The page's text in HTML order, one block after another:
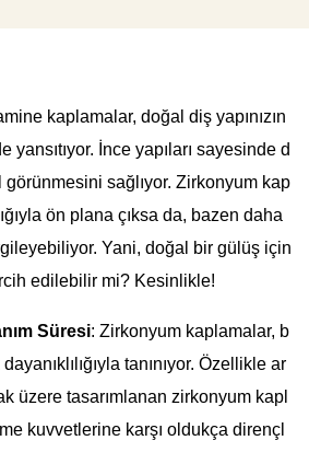
kaplamalar, doğal diş yapınızın
İnce yapıları sayesinde d
sağlıyor. Zirkonyum kap
ön plana çıksa da, bazen daha
Yani, doğal bir gülüş için
edilebilir mi? Kesinlikle!
Süresi: Zirkonyum kaplamalar, b
tanınıyor. Özellikle ar
üzere tasarımlanan zirkonyum kapl
kuvvetlerine karşı oldukça dirençl